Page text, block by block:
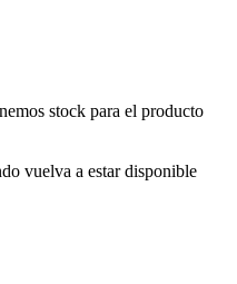
stock para el producto
vuelva a estar disponible